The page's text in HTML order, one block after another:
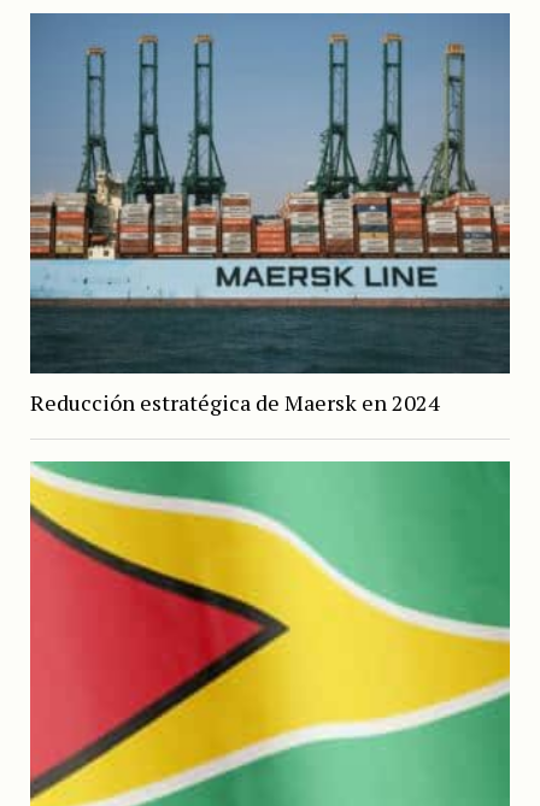
Reducción estratégica de Maersk en 2024